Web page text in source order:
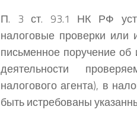
П. 3 ст. 93.1 НК РФ
налоговые проверки или
письменное поручение
деятельности
налогового агента), в
быть истребованы